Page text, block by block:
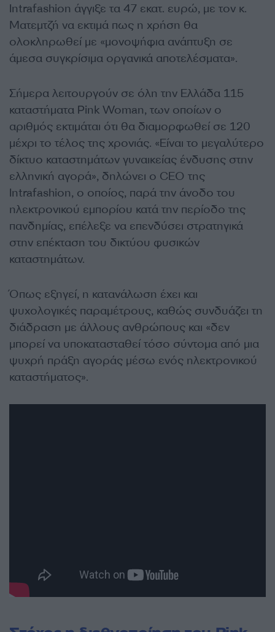
Intrafashion άγγιξε τα 47 εκατ. ευρώ, με τον κ.
Ματεμτζή να εκτιμά πως η χρήση θα
ολοκληρωθεί με «μονοψήφια ανάπτυξη σε
άμεσα συγκρίσιμα οργανικά αποτελέσματα».
Σήμερα λειτουργούν σε όλη την Ελλάδα 115
καταστήματα Pink Woman, των οποίων ο
αριθμός εκτιμάται ότι θα διαμορφωθεί σε 120
μέχρι το τέλος της χρονιάς. «Είναι το μεγαλύτερο
δίκτυο καταστημάτων γυναικείας ένδυσης στην
ελληνική αγορά», δηλώνει ο CEO της
Intrafashion, ο οποίος, παρά την άνοδο του
ηλεκτρονικού εμπορίου κατά την περίοδο της
πανδημίας, επέλεξε να επενδύσει στρατηγικά
στην επέκταση του δικτύου φυσικών
καταστημάτων.
Όπως εξηγεί, η κατανάλωση έχει και
ψυχολογικές παραμέτρους, καθώς συνδυάζει τη
διάδραση με άλλους ανθρώπους και «δεν
μπορεί να υποκατασταθεί τόσο σύντομα από μια
ψυχρή πράξη αγοράς μέσω ενός ηλεκτρονικού
καταστήματος».